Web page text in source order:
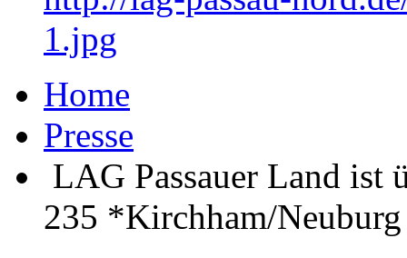
1.jpg
Home
Presse
LAG Passauer Land ist
235 *Kirchham/